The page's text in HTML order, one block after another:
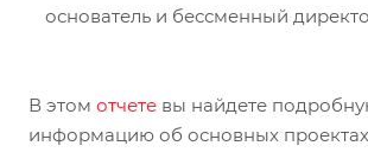
основатель и бессменный
В этом отчете вы найдете
информацию об основных